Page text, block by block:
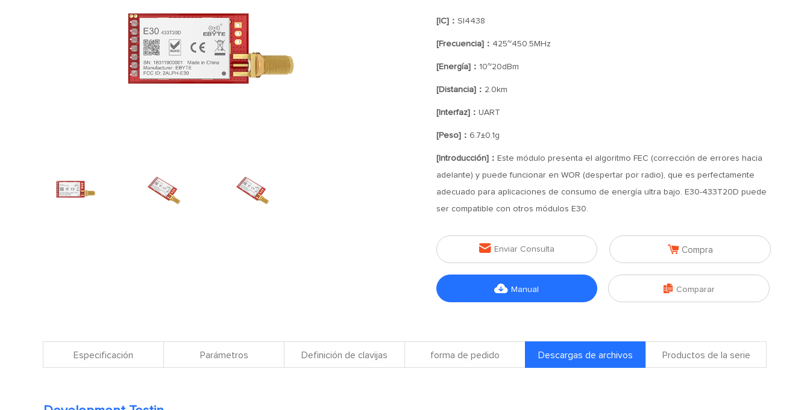
[IC]： SI4438
[Frecuencia]： 425~450.5MHz
[Energía]： 10~20dBm
[Distancia]： 2.0km
[Interfaz]： UART
[Peso]： 6.7±0.1g
[Introducción]： Este módulo presenta el algoritmo FEC (corrección de errores hacia
adelante) y puede funcionar en WOR (despertar por radio), que es perfectamente
adecuado para aplicaciones de consumo de energía ultra bajo. E30-433T20D puede
ser compatible con otros módulos E30.
 Enviar Consulta  Compra
 Manual  Comparar
Especificación Parámetros Definición de clavijas forma de pedido Descargas de archivos Productos de la serie